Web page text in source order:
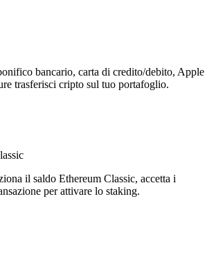
bancario, carta di credito/debito, Apple
trasferisci cripto sul tuo portafoglio.
il saldo Ethereum Classic, accetta i
per attivare lo staking.